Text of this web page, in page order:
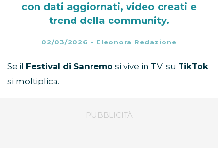
con dati aggiornati, video creati e
trend della community.
02/03/2026 - Eleonora Redazione
Se il Festival di Sanremo si vive in TV, su TikTok
si moltiplica.